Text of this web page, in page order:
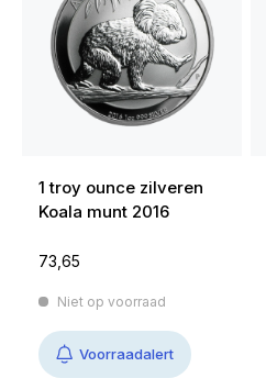
1 troy ounce zilveren
Koala munt 2016
73,65
Niet op voorraad
Voorraadalert